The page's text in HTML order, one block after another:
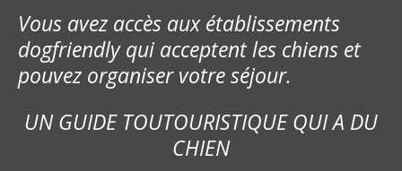
Vous avez accès aux établissements
dogfriendly qui acceptent les chiens et
pouvez organiser votre séjour.
UN GUIDE TOUTOURISTIQUE QUI A DU
CHIEN